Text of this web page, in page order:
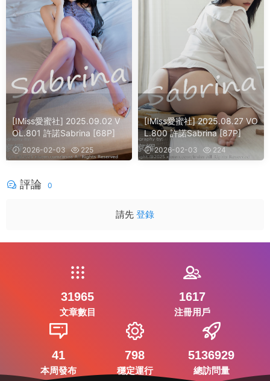
[IMiss愛蜜社] 2025.09.02 V
OL.801 許諾Sabrina [68P]
2026-02-03 225
[IMiss愛蜜社] 2025.08.27 VO
L.800 許諾Sabrina [87P]
2026-02-03 224
評論 0
請先 登錄
31965
文章數目
1617
注冊用戶
41
本周發布
798
穩定運行
5136929
總訪問量